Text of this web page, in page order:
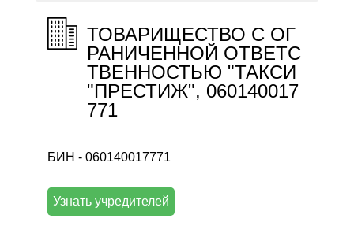
ТОВАРИЩЕСТВО С ОГ
РАНИЧЕННОЙ ОТВЕТС
ТВЕННОСТЬЮ "ТАКСИ
"ПРЕСТИЖ", 060140017
771
БИН - 060140017771
Узнать учредителей